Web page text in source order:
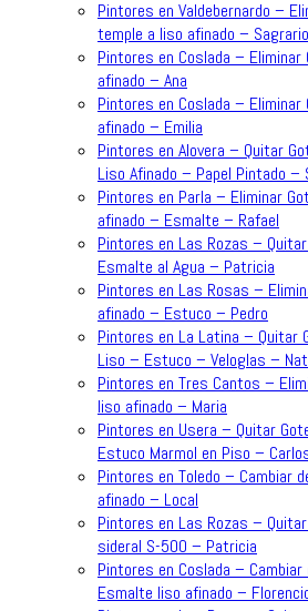
Pintores en Valdebernardo –
temple a liso afinado – Sagrario
Pintores en Coslada –
afinado – Ana
Pintores en Coslada –
afinado – Emilia
Pintores en Alovera – Quitar
Liso Afinado – Papel Pintado –
Pintores en Parla – Eliminar
afinado – Esmalte – Rafael
Pintores en Las Rozas –
Esmalte al Agua – Patricia
Pintores en Las Rosas –
afinado – Estuco – Pedro
Pintores en La Latina – Quitar
Liso – Estuco – Veloglas –
Pintores en Tres Cantos –
liso afinado – Maria
Pintores en Usera – Quitar
Estuco Marmol en Piso –
Pintores en Toledo – Cambiar
afinado – Local
Pintores en Las Rozas –
sideral S-500 – Patricia
Pintores en Coslada – Cambiar
Esmalte liso afinado –